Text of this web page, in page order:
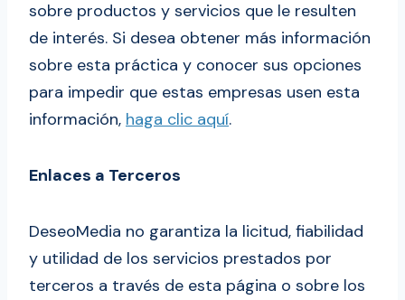
sobre productos y servicios que le resulten
de interés. Si desea obtener más información
sobre esta práctica y conocer sus opciones
para impedir que estas empresas usen esta
información, haga clic aquí.
Enlaces a Terceros
DeseoMedia no garantiza la licitud, fiabilidad
y utilidad de los servicios prestados por
terceros a través de esta página o sobre los